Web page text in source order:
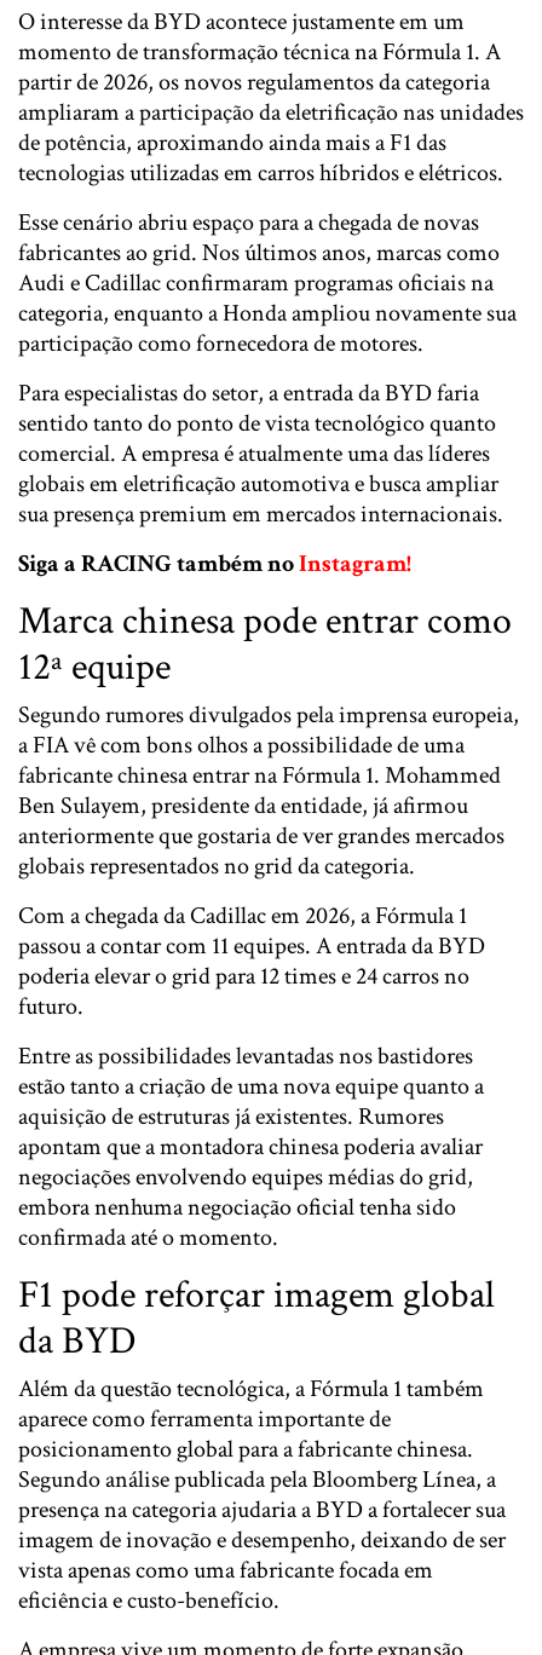
O interesse da BYD acontece justamente em um
momento de transformação técnica na Fórmula 1. A
partir de 2026, os novos regulamentos da categoria
ampliaram a participação da eletrificação nas unidades
de potência, aproximando ainda mais a F1 das
tecnologias utilizadas em carros híbridos e elétricos.
Esse cenário abriu espaço para a chegada de novas
fabricantes ao grid. Nos últimos anos, marcas como
Audi e Cadillac confirmaram programas oficiais na
categoria, enquanto a Honda ampliou novamente sua
participação como fornecedora de motores.
Para especialistas do setor, a entrada da BYD faria
sentido tanto do ponto de vista tecnológico quanto
comercial. A empresa é atualmente uma das líderes
globais em eletrificação automotiva e busca ampliar
sua presença premium em mercados internacionais.
Siga a RACING também noInstagram!
Marca chinesa pode entrar como
12ª equipe
Segundo rumores divulgados pela imprensa europeia,
a FIA vê com bons olhos a possibilidade de uma
fabricante chinesa entrar na Fórmula 1. Mohammed
Ben Sulayem, presidente da entidade, já afirmou
anteriormente que gostaria de ver grandes mercados
globais representados no grid da categoria.
Com a chegada da Cadillac em 2026, a Fórmula 1
passou a contar com 11 equipes. A entrada da BYD
poderia elevar o grid para 12 times e 24 carros no
futuro.
Entre as possibilidades levantadas nos bastidores
estão tanto a criação de uma nova equipe quanto a
aquisição de estruturas já existentes. Rumores
apontam que a montadora chinesa poderia avaliar
negociações envolvendo equipes médias do grid,
embora nenhuma negociação oficial tenha sido
confirmada até o momento.
F1 pode reforçar imagem global
da BYD
Além da questão tecnológica, a Fórmula 1 também
aparece como ferramenta importante de
posicionamento global para a fabricante chinesa.
Segundo análise publicada pela Bloomberg Línea, a
presença na categoria ajudaria a BYD a fortalecer sua
imagem de inovação e desempenho, deixando de ser
vista apenas como uma fabricante focada em
eficiência e custo-benefício.